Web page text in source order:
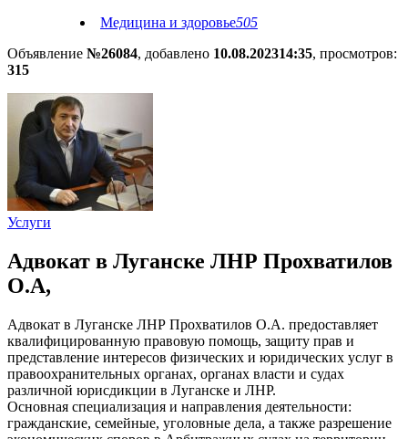
Медицина и здоровье505
Объявление №26084, добавлено 10.08.202314:35, просмотров:
315
Услуги
Адвокат в Луганске ЛНР Прохватилов
О.А,
Адвокат в Луганске ЛНР Прохватилов О.А. предоставляет
квалифицированную правовую помощь, защиту прав и
представление интересов физических и юридических услуг в
правоохранительных органах, органах власти и судах
различной юрисдикции в Луганске и ЛНР.
Основная специализация и направления деятельности:
гражданские, семейные, уголовные дела, а также разрешение